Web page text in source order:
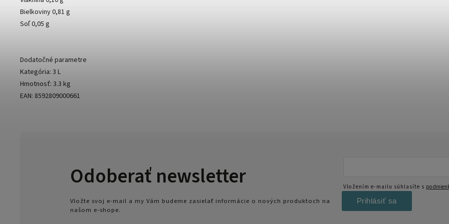
Bielkoviny 0,81 g
Soľ 0,05 g
Dodatočné parametre
Kategória: 3 L
Hmotnosť: 3.3 kg
EAN: 8592809000661
Odoberať newsletter
Vložte svoj e-mail a my Vám budeme zasielať informácie o nových produktoch na
našom e-shope.
Vložením e-mailu súhlasíte s
Prihlásiť sa